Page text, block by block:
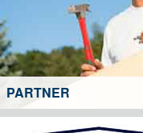
PARTNER